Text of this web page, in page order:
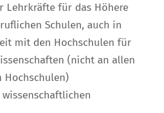
Lehrkräfte für das Höhere
Schulen, auch in
mit den Hochschulen für
(nicht an allen
Hochschulen)